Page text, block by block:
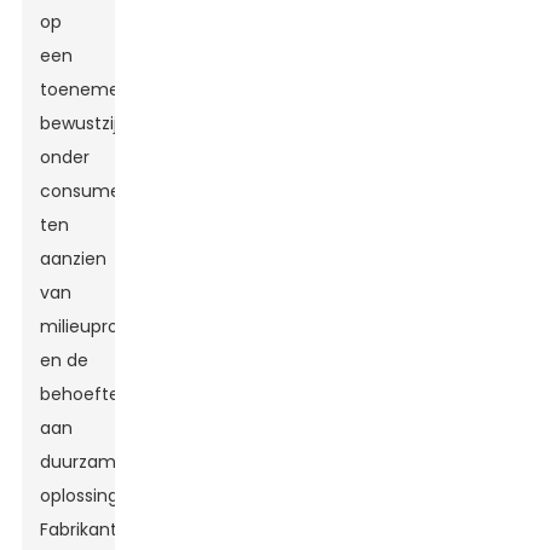
op
een
toenemend
bewustzijn
onder
consumenten
ten
aanzien
van
milieuproblemen
en de
behoefte
aan
duurzame
oplossingen.
Fabrikanten